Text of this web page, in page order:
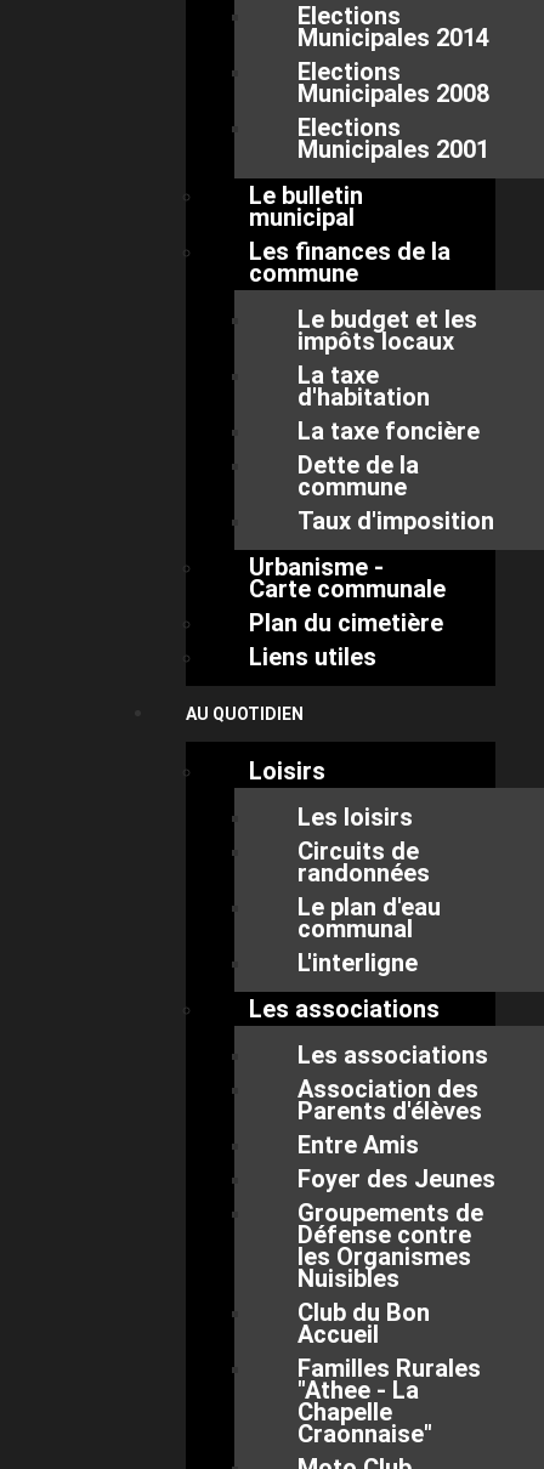
Elections
Municipales 2014
Elections
Municipales 2008
Elections
Municipales 2001
Le bulletin
municipal
Les finances de la
commune
Le budget et les
impôts locaux
La taxe
d'habitation
La taxe foncière
Dette de la
commune
Taux d'imposition
Urbanisme -
Carte communale
Plan du cimetière
Liens utiles
AU QUOTIDIEN
Loisirs
Les loisirs
Circuits de
randonnées
Le plan d'eau
communal
L'interligne
Les associations
Les associations
Association des
Parents d'élèves
Entre Amis
Foyer des Jeunes
Groupements de
Défense contre
les Organismes
Nuisibles
Club du Bon
Accueil
Familles Rurales
"Athee - La
Chapelle
Craonnaise"